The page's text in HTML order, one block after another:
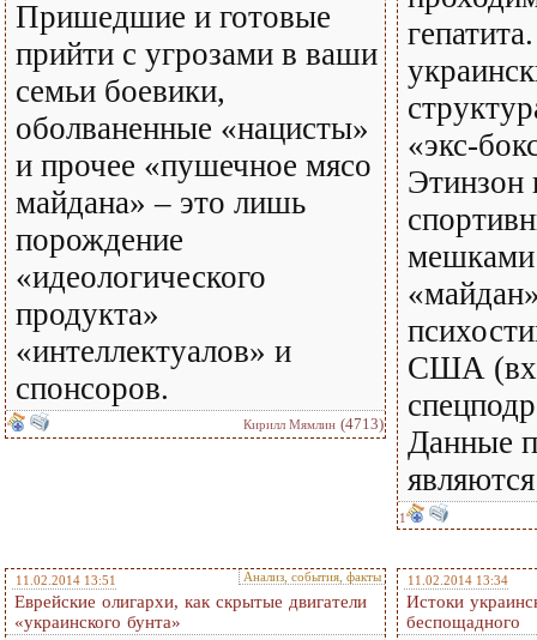
Пришедшие и готовые
прийти с угрозами в ваши
семьи боевики,
оболваненные «нацисты»
и прочее «пушечное мясо
майдана» – это лишь
порождение
«идеологического
продукта»
«интеллектуалов» и
спонсоров.
Кирилл Мямлин (4713)
«экс-
Этинзон
мешками
США
Данные
1
11.02.2014 13:51 Анализ, события, факты
Еврейские олигархи, как скрытые двигатели
«украинского бунта»
11.02.2014 13:34
Истоки
беспощадного